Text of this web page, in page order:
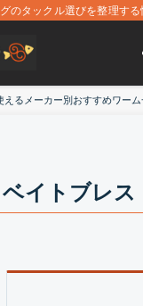
のタックル選びを整理する
えるメーカー別おすすめワー
ベイトブレ